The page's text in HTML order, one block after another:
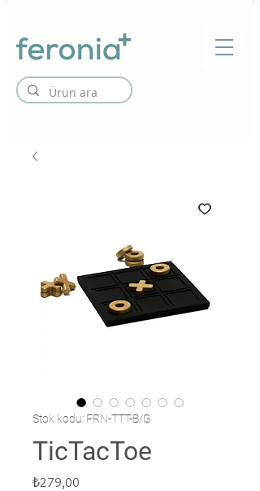
Stok kodu: FRN-TTT-B/G
TicTacToe
₺279,00